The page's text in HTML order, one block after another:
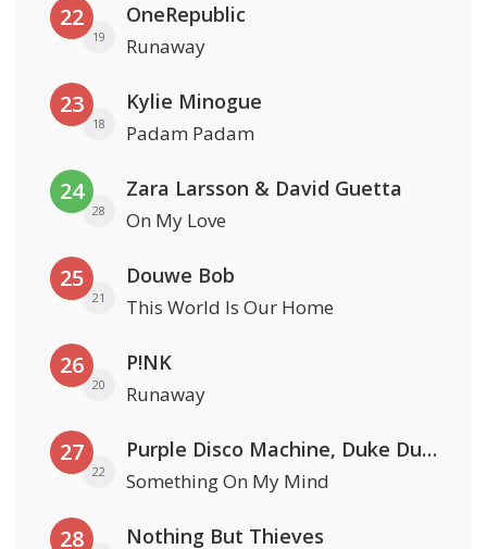
22
19
OneRepublic
Runaway
23
18
Kylie Minogue
Padam Padam
24
28
Zara Larsson & David Guetta
On My Love
25
21
Douwe Bob
This World Is Our Home
26
20
P!NK
Runaway
27
22
Purple Disco Machine, Duke Dumont & Nothing But Thieves
Something On My Mind
28 Nothing But Thieves